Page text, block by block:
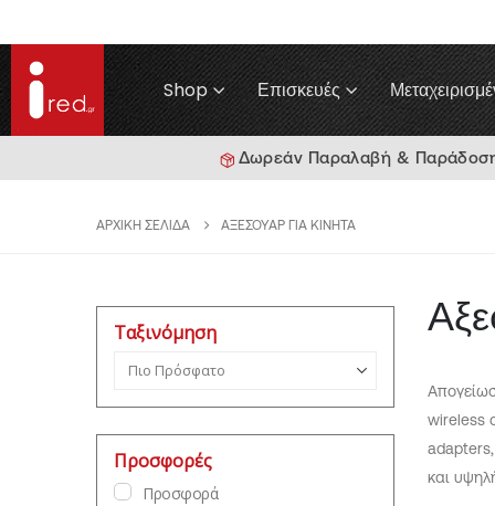
Shop Επισκευές
Δωρεάν Παραλαβή &
ΑΡΧΙΚΉ ΣΕΛΊΔΑ ΑΞΕΣΟΥΆΡ ΓΙΑ ΚΙΝΗΤΆ
wireless
adapters,
και
Ταξινόμηση
Ταξινόμηση προϊόντων
Προσφορές
Προσφορά